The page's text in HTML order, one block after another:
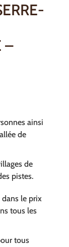
–
ainsi
de
de
pistes.
dans le prix
tous les
tous